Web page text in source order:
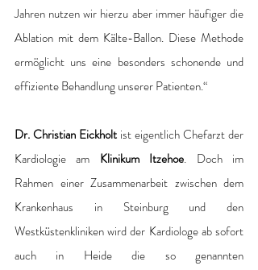
Jahren nutzen wir hierzu aber immer häufiger die
Ablation mit dem Kälte-Ballon. Diese Methode
ermöglicht uns eine besonders schonende und
effiziente Behandlung unserer Patienten.“
Dr. Christian Eickholt ist eigentlich Chefarzt der
Kardiologie am Klinikum Itzehoe. Doch im
Rahmen einer Zusammenarbeit zwischen dem
Krankenhaus in Steinburg und den
Westküstenkliniken wird der Kardiologe ab sofort